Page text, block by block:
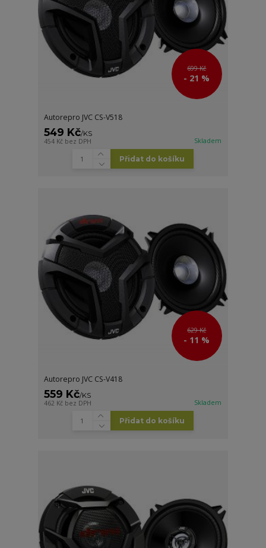
699 Kč
- 21 %
Autorepro JVC CS-V518
549 Kč/KS
454 Kč bez DPH Skladem
Přidat do košíku
629 Kč
- 11 %
Autorepro JVC CS-V418
559 Kč/KS
462 Kč bez DPH Skladem
Přidat do košíku